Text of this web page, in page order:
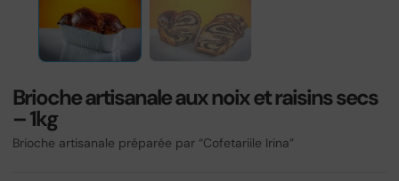
Brioche artisanale aux noix et raisins secs
– 1kg
Brioche artisanale préparée par “Cofetariile Irina”